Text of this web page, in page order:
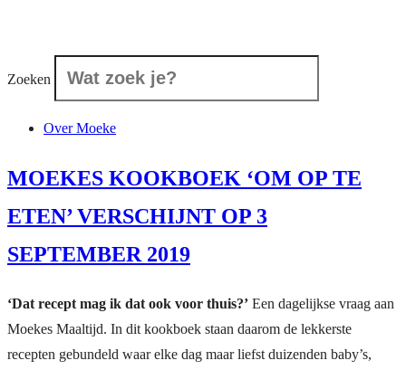
Zoeken
Over Moeke
MOEKES KOOKBOEK ‘OM OP TE
ETEN’ VERSCHIJNT OP 3
SEPTEMBER 2019
‘Dat recept mag ik dat ook voor thuis?’ Een dagelijkse vraag aan
Moekes Maaltijd. In dit kookboek staan daarom de lekkerste
recepten gebundeld waar elke dag maar liefst duizenden baby’s,